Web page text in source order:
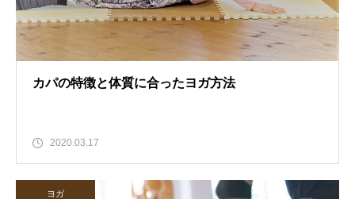
カパの特徴と体質に合ったヨガ方法
2020.03.17
ヨガ